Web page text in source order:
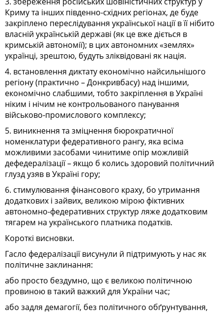
Криму та інших південно-східних регіонах, де буде
закріплено переслідування української нації в її нібито
власній українській державі (як це вже діється в
кримській автономії); в цих автономних «землях»
українці, зрештою, будуть зліквідовані як нація.
4. встановлення диктату економічно найсильнішого
регіону (практично – Донкривбасу) над іншими,
економічно слабшими, тобто закріплення в Україні
ніким і нічим не контрольованого панування
військово-промислового комплексу;
5. виникнення та зміцнення бюрократичної
номенклатури федеративного рангу, яка всіма
можливими засобами чинитиме опір можливій
дефедералізації – якщо б колись здоровий політичний
глузд узяв в Україні гору;
6. стимулювання фінансового краху, бо утримання
додаткових і зайвих, великою мірою фіктивних
автономно-федеративних структур ляже додатковим
тягарем на українського платника податків.
Короткі висновки.
Гасло федералізації висунули й підтримують у нас як
політичне за­кли­нання:
або просто бездумно, що є великою політичною
провиною в такий важкий для України час;
або задля демагогії, без політичного обґрунтування,